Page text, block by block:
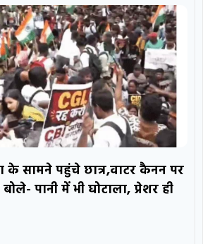
के सामने पहुंचे छात्र,वाटर कैनन पर
पानी में भी घोटाला, प्रेशर ही